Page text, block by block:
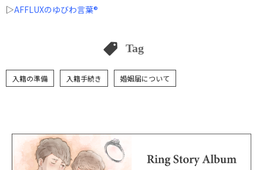
▷AFFLUXのゆびわ言葉®
Tag
入籍の準備 入籍手続き 婚姻届について